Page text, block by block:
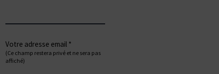
Votre adresse email *
(Ce champ restera privé et ne sera pas
affiché)